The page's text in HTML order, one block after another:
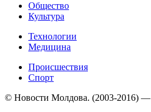
Общество
Культура
Технологии
Медицина
Происшествия
Спорт
© Новости Молдова. (2003-2016) —